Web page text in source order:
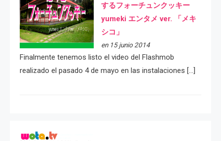
するフォーチュンクッキー
yumeki エンタメ ver. 「メキ
シコ」
en 15 junio 2014
Finalmente tenemos listo el video del Flashmob
realizado el pasado 4 de mayo en las instalaciones […]